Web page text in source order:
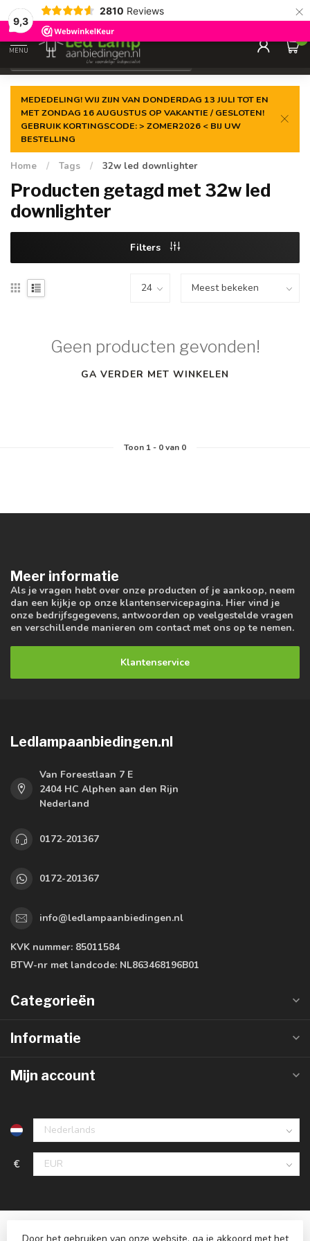
9,3
2810 Reviews ×
Gegarandeerde delaagste prijs
MENU
0
MEDEDELING! WIJ ZIJN VAN DONDERDAG 13 JULI TOT EN
MET ZONDAG 16 AUGUSTUS OP VAKANTIE / GESLOTEN!
GEBRUIK KORTINGSCODE: > ZOMER2026 < BIJ UW
BESTELLING
Home / Tags / 32w led downlighter
Producten getagd met 32w led
downlighter
Filters
Geen producten gevonden!
GA VERDER MET WINKELEN
Toon 1- 0van 0
Meer informatie
Als je vragen hebt over onze producten of je aankoop, neem
dan een kijkje op onze klantenservicepagina. Hier vind je
onze bedrijfsgegevens, antwoorden op veelgestelde vragen
en verschillende manieren om contact met ons op te nemen.
Klantenservice
Ledlampaanbiedingen.nl
Van Foreestlaan 7 E
2404 HC Alphen aan den Rijn
Nederland
0172-201367
0172-201367
info@ledlampaanbiedingen.nl
KVK nummer: 85011584
BTW-nr met landcode: NL863468196B01
Categorieën
Informatie
Mijn account
€